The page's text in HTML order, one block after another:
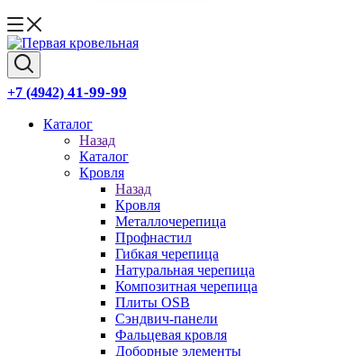
+7 (4942) 41-99-99
Каталог
Назад
Каталог
Кровля
Назад
Кровля
Металлочерепица
Профнастил
Гибкая черепица
Натуральная черепица
Композитная черепица
Плиты OSB
Сэндвич-панели
Фальцевая кровля
Доборные элементы